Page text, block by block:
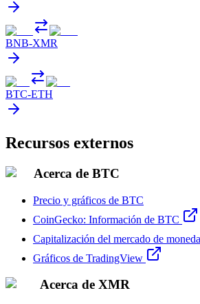
BNB-XMR
BTC-ETH
Recursos externos
Acerca de BTC
Precio y gráficos de BTC
CoinGecko: Información de BTC
Capitalización del mercado de
Gráficos de TradingView
Acerca de XMR